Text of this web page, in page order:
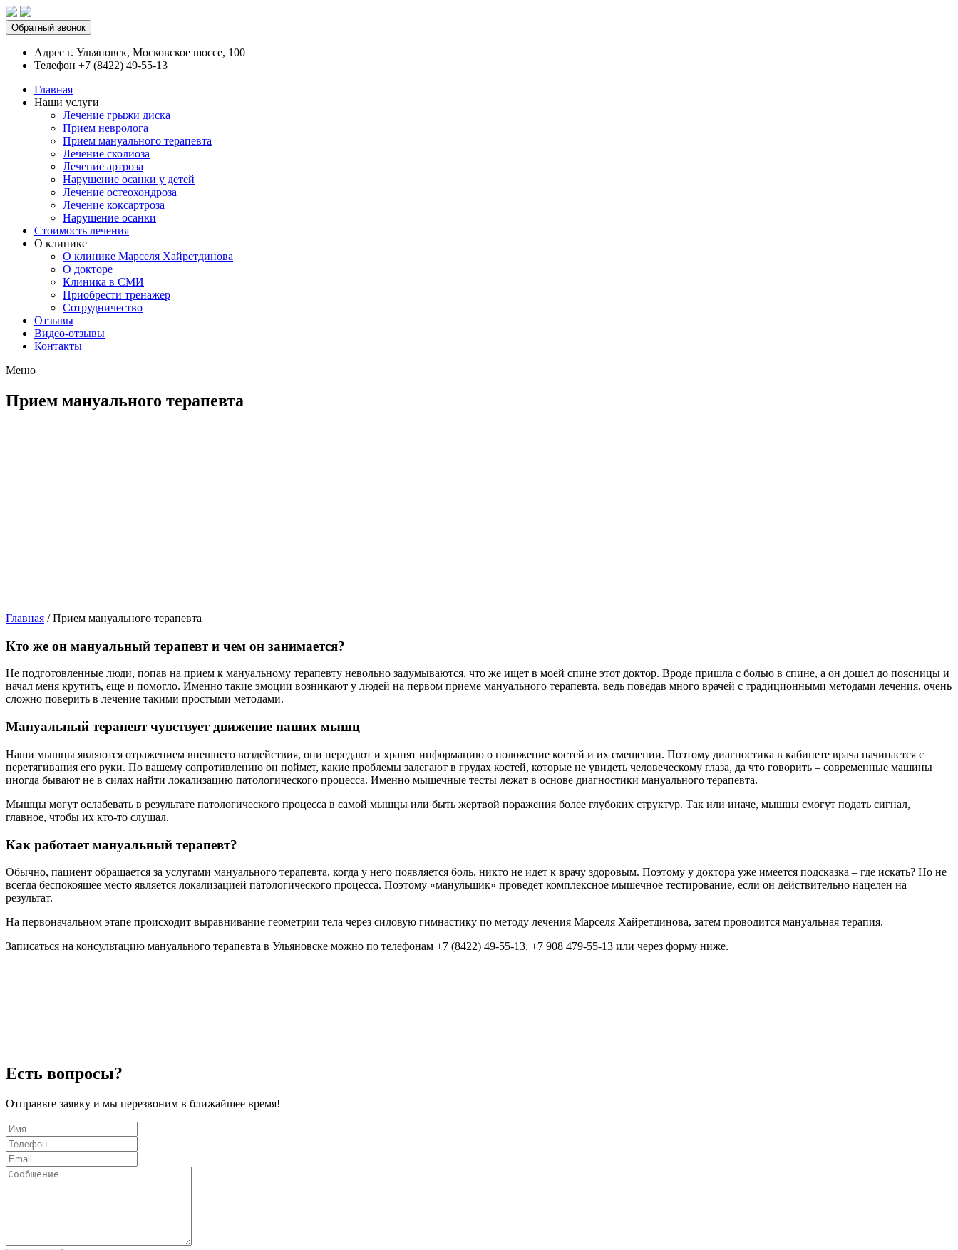
Обратный звонок
Адрес г. Ульяновск, Московское шоссе, 100
Телефон +7 (8422) 49-55-13
Главная
Наши услуги
Лечение грыжи диска
Прием невролога
Прием мануального терапевта
Лечение сколиоза
Лечение артроза
Нарушение осанки у детей
Лечение остеохондроза
Лечение коксартроза
Нарушение осанки
Стоимость лечения
О клинике
О клинике Марселя Хайретдинова
О докторе
Клиника в СМИ
Приобрести тренажер
Сотрудничество
Отзывы
Видео-отзывы
Контакты
Меню
Прием мануального терапевта
Главная /Прием мануального терапевта
Кто же он мануальный терапевт и чем он занимается?
Не подготовленные люди, попав на прием к мануальному терапевту невольно задумываются, что же ищет в моей спине этот доктор. Вроде пришла с болью в спине, а он дошел до поясницы и
начал меня крутить, еще и помогло. Именно такие эмоции возникают у людей на первом приеме мануального терапевта, ведь поведав много врачей с традиционными методами лечения, очень
сложно поверить в лечение такими простыми методами.
Мануальный терапевт чувствует движение наших мышц
Наши мышцы являются отражением внешнего воздействия, они передают и хранят информацию о положение костей и их смещении. Поэтому диагностика в кабинете врача начинается с
перетягивания его руки. По вашему сопротивлению он поймет, какие проблемы залегают в грудах костей, которые не увидеть человеческому глаза, да что говорить – современные машины
иногда бывают не в силах найти локализацию патологического процесса. Именно мышечные тесты лежат в основе диагностики мануального терапевта.
Мышцы могут ослабевать в результате патологического процесса в самой мышцы или быть жертвой поражения более глубоких структур. Так или иначе, мышцы смогут подать сигнал,
главное, чтобы их кто-то слушал.
Как работает мануальный терапевт?
Обычно, пациент обращается за услугами мануального терапевта, когда у него появляется боль, никто не идет к врачу здоровым. Поэтому у доктора уже имеется подсказка – где искать? Но не
всегда беспокоящее место является локализацией патологического процесса. Поэтому «манульщик» проведёт комплексное мышечное тестирование, если он действительно нацелен на
результат.
На первоначальном этапе происходит выравнивание геометрии тела через силовую гимнастику по методу лечения Марселя Хайретдинова, затем проводится мануальная терапия.
Записаться на консультацию мануального терапевта в Ульяновске можно по телефонам +7 (8422) 49-55-13, +7 908 479-55-13 или через форму ниже.
Есть вопросы?
Отправьте заявку и мы перезвоним в ближайшее время!